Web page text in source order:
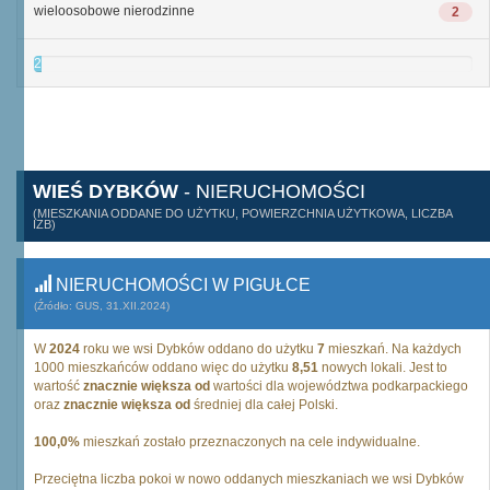
2
wieloosobowe nierodzinne
2
WIEŚ DYBKÓW - NIERUCHOMOŚCI
(MIESZKANIA ODDANE DO UŻYTKU, POWIERZCHNIA UŻYTKOWA, LICZBA
IZB)
NIERUCHOMOŚCI W PIGUŁCE
(Źródło: GUS, 31.XII.2024)
W2024 roku we wsi Dybków oddano do użytku 7 mieszkań. Na każdych
1000 mieszkańców oddano więc do użytku 8,51 nowych lokali. Jest to
wartość znacznie większa od wartości dla województwa podkarpackiego
oraz znacznie większa od średniej dla całej Polski.
100,0% mieszkań zostało przeznaczonych na cele indywidualne.
Przeciętna liczba pokoi w nowo oddanych mieszkaniach we wsi Dybków